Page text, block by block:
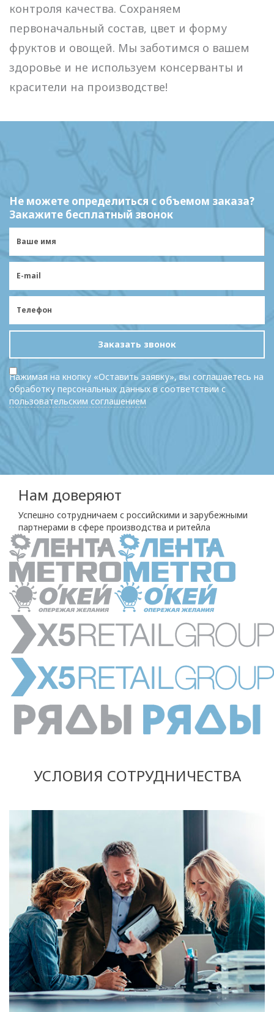
контроля качества. Сохраняем
первоначальный состав, цвет и форму
фруктов и овощей. Мы заботимся о вашем
здоровье и не используем консерванты и
красители на производстве!
Не можете определиться с объемом заказа?
Закажите бесплатный звонок
Заказать звонок
Нажимая на кнопку «Оставить заявку», вы соглашаетесь на
обработку персональных данных в соответствии с
пользовательским соглашением
Нам доверяют
Успешно сотрудничаем с российскими и зарубежными
партнерами в сфере производства и ритейла
УСЛОВИЯ СОТРУДНИЧЕСТВА